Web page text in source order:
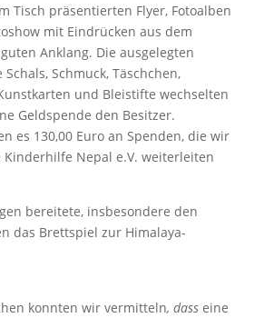
Tisch präsentierten Flyer, Fotoalben
mit Eindrücken aus dem
Anklang. Die ausgelegten
Schmuck, Täschchen,
und Bleistifte wechselten
Geldspende den Besitzer.
es 130,00 Euro an Spenden, die wir
Nepal e.V. weiterleiten
bereitete, insbesondere den
das Brettspiel zur Himalaya-
konnten wir vermitteln, dass eine